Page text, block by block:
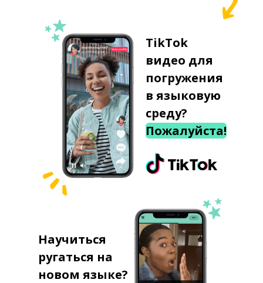
TikTok
видео для
погружения
в языковую
среду?
Пожалуйста!
Научиться
ругаться на
новом языке?